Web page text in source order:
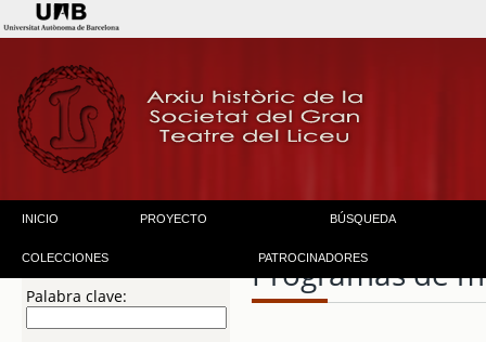
INICIO PROYECTO BÚSQUEDA
COLECCIONES PATROCINADORES
Palabra clave:
Programas de